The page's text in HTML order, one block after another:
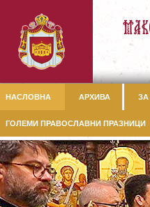
НАСЛОВНА АРХИВА ЗА
ГОЛЕМИ ПРАВОСЛАВНИ ПРАЗНИЦИ